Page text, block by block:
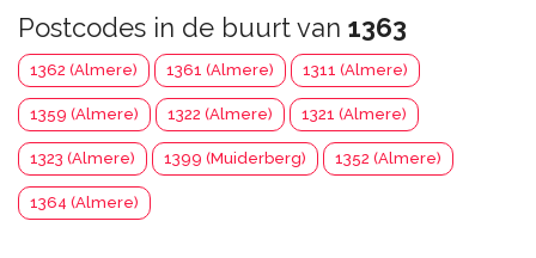
Postcodes in de buurt van 1363
1362 (Almere) 1361 (Almere) 1311 (Almere)
1359 (Almere) 1322 (Almere) 1321 (Almere)
1323 (Almere) 1399 (Muiderberg) 1352 (Almere)
1364 (Almere)